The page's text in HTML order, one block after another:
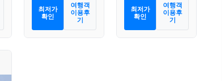
최저가
확인
여행객
이용후
기
최저가
확인
여행객
이용후
기